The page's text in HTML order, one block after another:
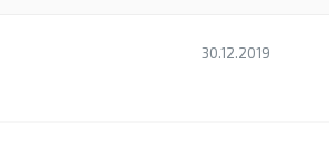
30.12.2019